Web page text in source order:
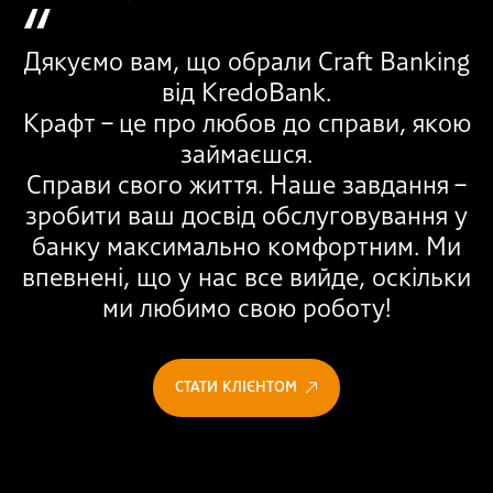
Дякуємо вам, що обрали Craft Banking
від KredoBank.
Крафт – це про любов до справи, якою
займаєшся.
Справи свого життя. Наше завдання –
зробити ваш досвід обслуговування у
банку максимально комфортним. Ми
впевнені, що у нас все вийде, оскільки
ми любимо свою роботу!
СТАТИ КЛІЄНТОМ